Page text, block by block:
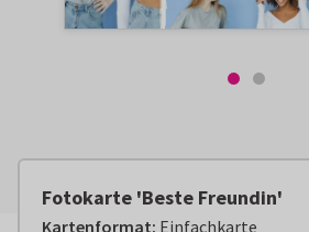
Fotokarte 'Beste Freundin'
Kartenformat: Einfachkarte
Ab:€ 2,09Exkl. Portokosten